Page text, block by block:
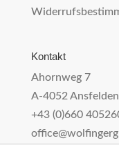
Kontakt
Ahornweg 7
A-4052 Ansfelden
+43 (0)660